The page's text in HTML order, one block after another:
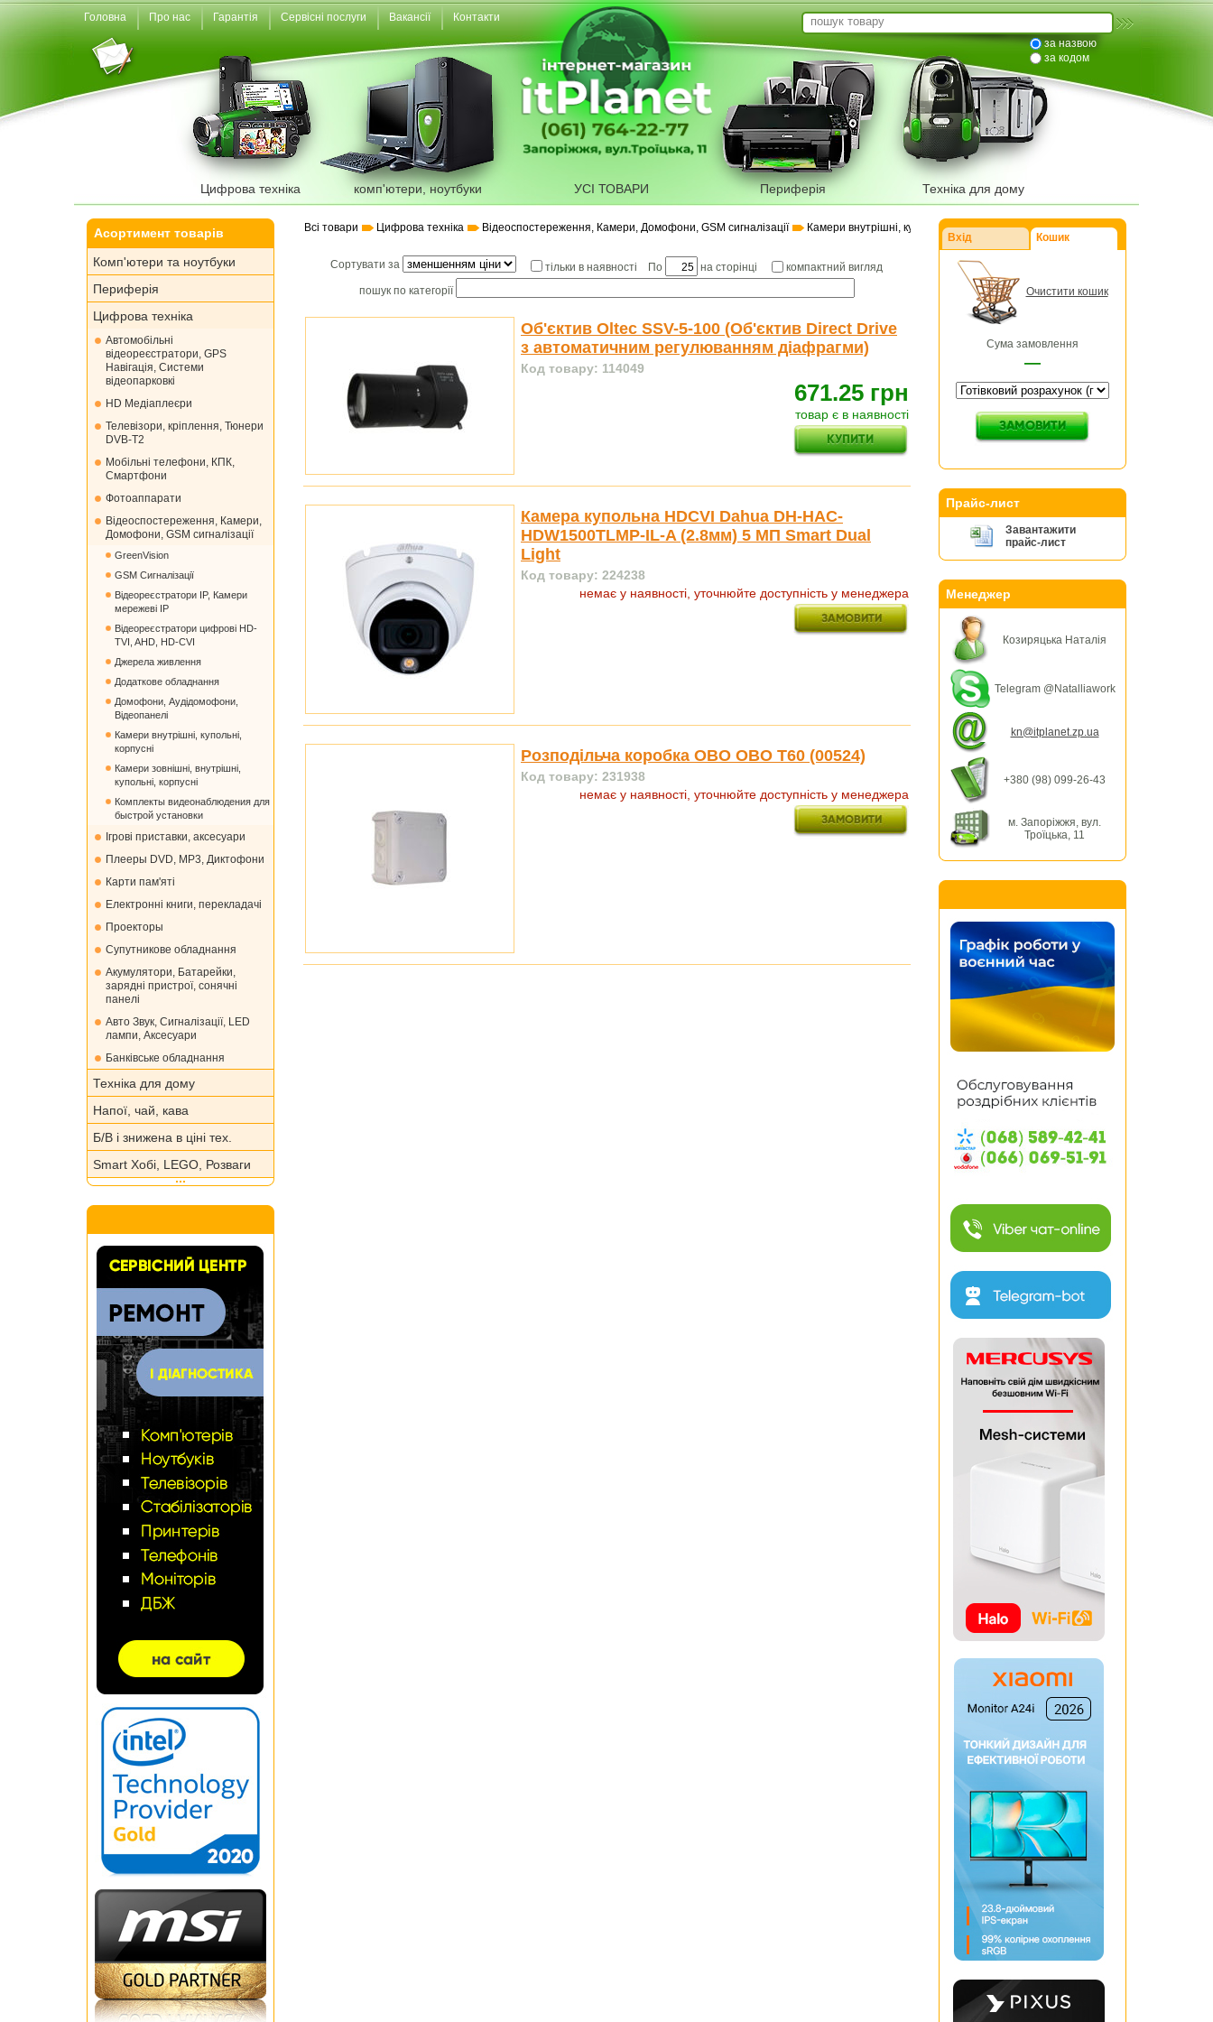
Головна Про нас Гарантія Сервісні послуги Вакансії Контакти
Цифрова техніка комп'ютери, ноутбуки УСІ ТОВАРИ Периферія Техніка для дому
за назвою
за кодом
Асортимент товарів
Комп'ютери та ноутбуки
Периферія
Цифрова техніка
Автомобільні
відеореєстратори, GPS
Навігація, Системи
відеопарковкі
HD Медіаплеєри
Телевізори, кріплення, Тюнери
DVB-T2
Мобільні телефони, КПК,
Смартфони
Фотоаппарати
Відеоспостереження, Камери,
Домофони, GSM сигналізації
GreenVision
GSM Сигналізації
Відеореєстратори IP, Камери
мережеві IP
Відеореєстратори цифрові HD-
TVI, AHD, HD-CVI
Джерела живлення
Додаткове обладнання
Домофони, Аудідомофони,
Відеопанелі
Камери внутрішні, купольні,
корпусні
Камери зовнішні, внутрішні,
купольні, корпусні
Комплекты видеонаблюдения для
быстрой установки
Ігрові приставки, аксесуари
Плееры DVD, MP3, Диктофони
Карти пам'яті
Електронні книги, перекладачі
Проекторы
Супутникове обладнання
Акумулятори, Батарейки,
зарядні пристрої, сонячні
панелі
Авто Звук, Сигналізації, LED
лампи, Аксесуари
Банківське обладнання
Техніка для дому
Напої, чай, кава
Б/В і знижена в ціні тех.
Smart Хобі, LEGO, Розваги
Всі товари Цифрова техніка Відеоспостереження, Камери, Домофони, GSM сигналізації Камери внутрішні, купольні, корпусні
Сортувати за тільки в наявності По на сторінці
компактний вигляд
пошук по категорії
Об'єктив Oltec SSV-5-100 (Об'єктив Direct Drive
з автоматичним регулюванням діафрагми)
Код товару: 114049
671.25 грн
товар є в наявності
Камера купольна HDCVI Dahua DH-HAC-
HDW1500TLMP-IL-A (2.8мм) 5 МП Smart Dual
Light
Код товару: 224238
немає у наявності, уточнюйте доступність у менеджера
Розподільча коробка OBO OBO Т60 (00524)
Код товару: 231938
немає у наявності, уточнюйте доступність у менеджера
Вхід Кошик
Очистити кошик
Сума замовлення
—
Прайс-лист
Завантажити
прайс-лист
Менеджер
Козиряцька Наталія
Telegram @Natalliawork
kn@itplanet.zp.ua
+380 (98) 099-26-43
м. Запоріжжя, вул.
Троїцька, 11